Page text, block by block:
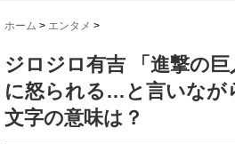
ホーム > エンタメ >
ジロジロ有吉 「進撃の
に怒られる…と言いなが
文字の意味は？